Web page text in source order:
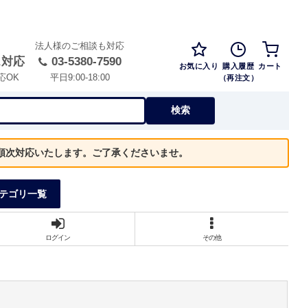
応
OK
法人様のご相談も対応
03-5380-7590
平日9:00-18:00
お気に入り 購入履歴
（再注文）
カート
検索
対応いたします。ご了承くださいませ。
ゴリ一覧
ログイン その他